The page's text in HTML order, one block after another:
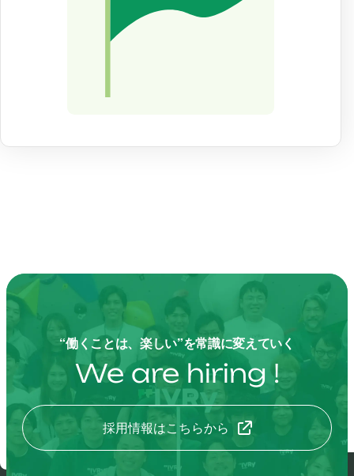
“働くことは、楽しい”を常識に変えていく
We are hiring !
採用情報はこちらから